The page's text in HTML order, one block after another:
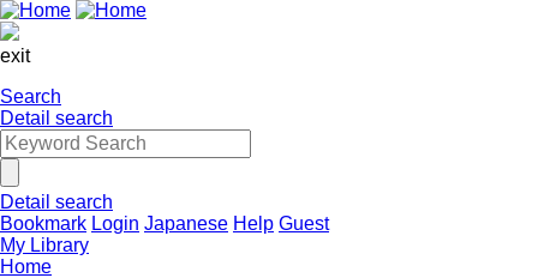
exit
Search
Detail search
Detail search
Bookmark Login Japanese Help Guest
My Library
Home